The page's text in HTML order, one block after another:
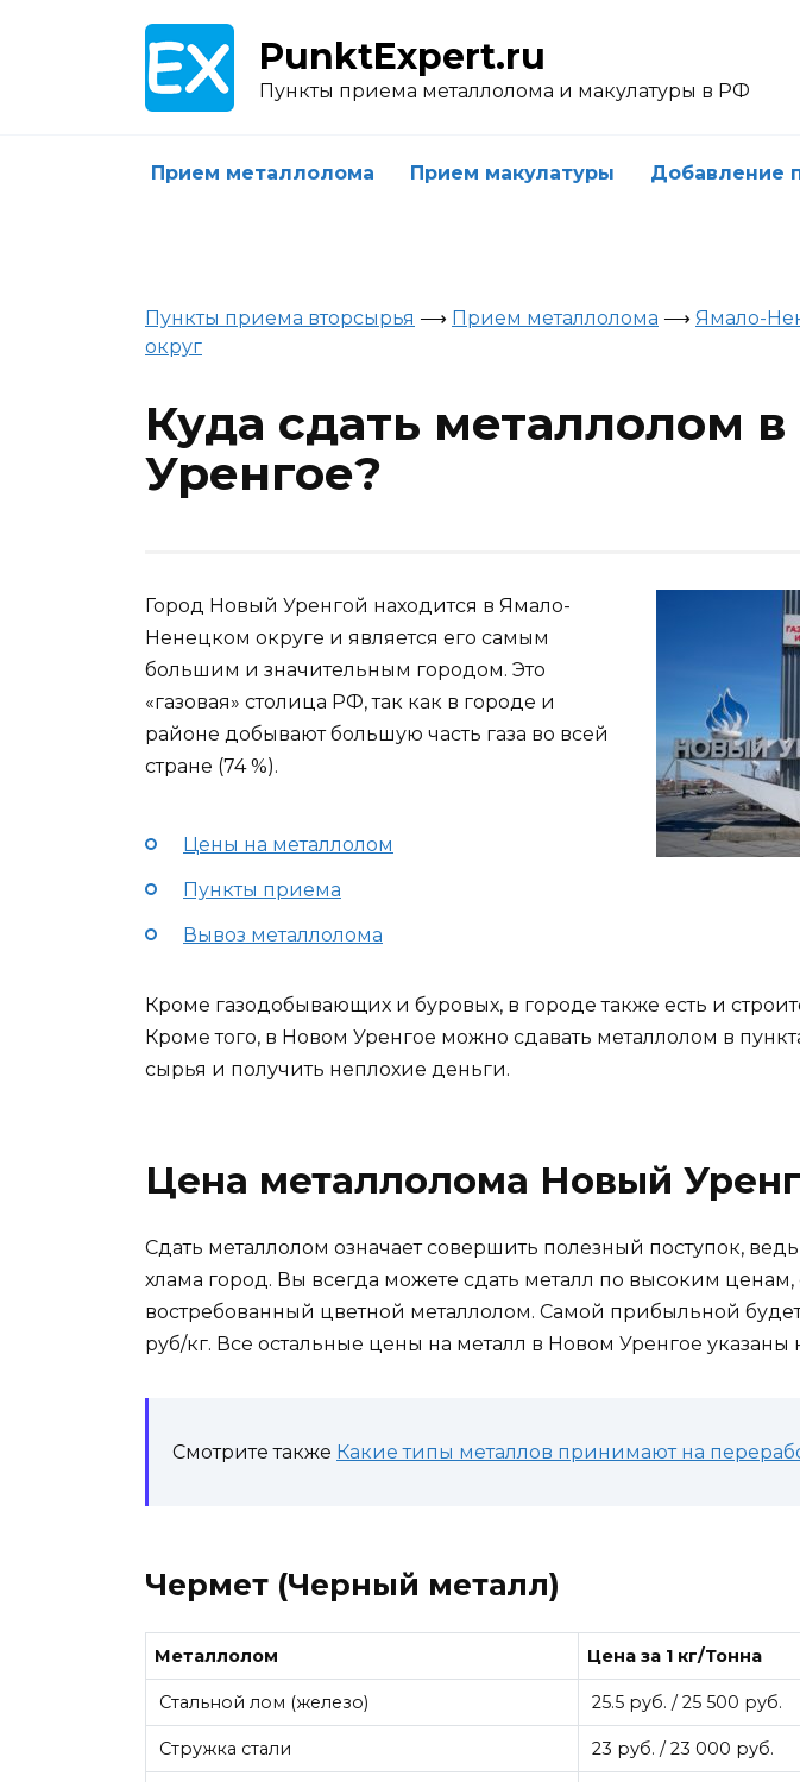
PunktExpert.ru
Пункты приема металлолома и макулатуры в РФ
Прием металлолома Прием макулатуры Добавление
Пункты приема вторсырья ⟶ Прием металлолома ⟶ Ямало-
округ
Куда сдать металлолом
Уренгое?
Город Новый Уренгой находится в Ямало-
Ненецком округе и является его самым
большим и значительным городом. Это
«газовая» столица РФ, так как в городе и
районе добывают большую часть газа во всей
стране (74 %).
Цены на металлолом
Пункты приема
Вывоз металлолома
Кроме газодобывающих и буровых, в городе также есть и
Кроме того, в Новом Уренгое можно сдавать металлолом в
сырья и получить неплохие деньги.
Цена металлолома Новый
Сдать металлолом означает совершить полезный поступок,
хлама город. Вы всегда можете сдать металл по высоким ценам,
востребованный цветной металлолом. Самой прибыльной
руб/кг. Все остальные цены на металл в Новом Уренгое указаны
Смотрите также Какие типы металлов принимают на
Чермет (Черный металл)
Металлолом Цена за 1 кг/Тонна
Стальной лом (железо) 25.5 руб. / 25 500 руб.
Стружка стали 23 руб. / 23 000 руб.